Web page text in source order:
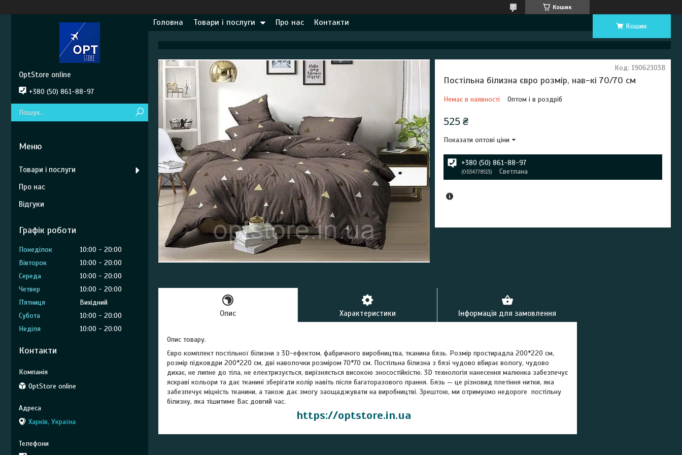
Кошик
Головна Товари і послуги Про нас Контакти Кошик
Постільна білизна євро розмір, нав-кі 70/70 см
Немає в наявності Оптом і в роздріб
Код: 19062103В
525 ₴
Показати оптові ціни
+380 (50) 861-88-97
0634778513 Светлана
Опис Характеристики Інформація для замовлення
Опис товару.
Євро комплект постільної білизни з 3D-ефектом, фабричного виробництва, тканина бязь. Розмір простирадла 200*220 см,
розмір підковдри 200*220 см, дві наволочки розміром 70*70 см. Постільна білизна з бязі чудово вбирає вологу, чудово
дихає, не липне до тіла, не електризується, вирізняється високою зносостійкістю. 3D технологія нанесення малюнка забезпечує
яскраві кольори та дає тканині зберігати колір навіть після багаторазового прання. Бязь — це різновид плетіння нитки, яка
забезпечує міцність тканини, а також дає змогу заощаджувати на виробництві. Зрештою, ми отримуємо недороге постільну
білизну, яка тішитиме Вас довгий час.
https://optstore.in.ua
OptStore online
+380 (50) 861-88-97
Товари і послуги
Про нас
Відгуки
Графік роботи
Понеділок 10:00
20:00
Вівторок
10:00
20:00
Середа
10:00
20:00
Четвер
10:00
20:00
Пʼятниця
Вихідний
Субота
10:00
20:00
Неділя
10:00 20:00
Контакти
OptStore online
Харків, Україна